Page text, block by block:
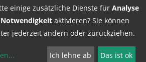
einige zusätzliche Dienste für Analyse
aktivieren? Sie können
jederzeit ändern oder zurückziehen.
... Ich lehne ab Das ist ok